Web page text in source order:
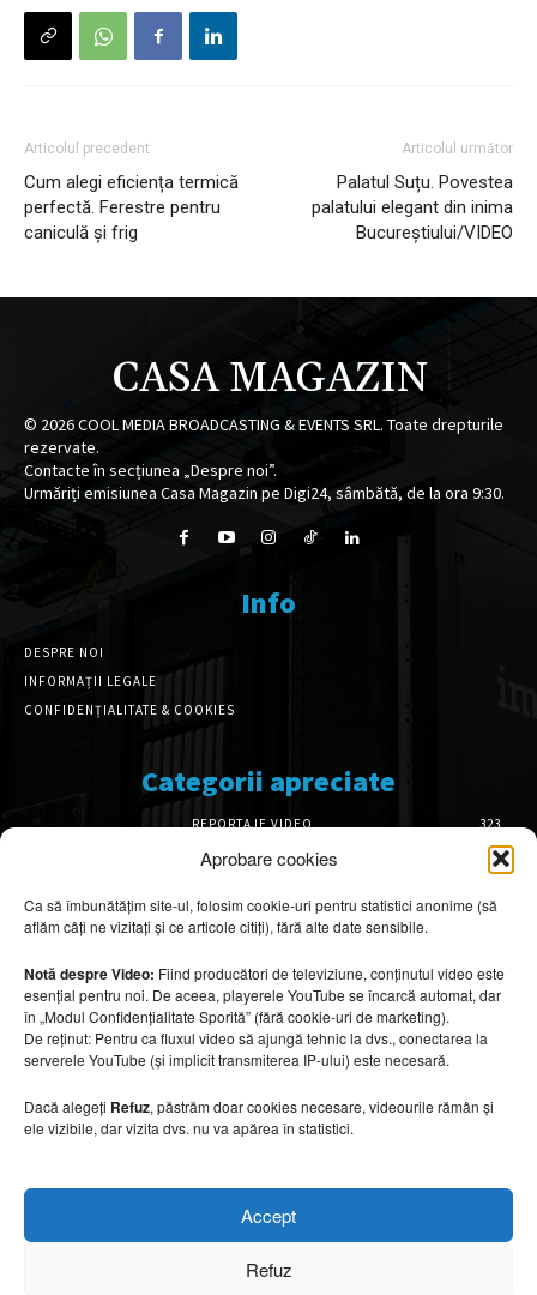
Aprobare cookies
Ca să îmbunătățim site-ul, folosim cookie-uri pentru statistici anonime (să
aflăm câți ne vizitați și ce articole citiți), fără alte date sensibile.
Notă despre Video: Fiind producători de televiziune, conținutul video este
esențial pentru noi. De aceea, playerele YouTube se încarcă automat, dar
în „Modul Confidențialitate Sporită” (fără cookie-uri de marketing).
De reținut: Pentru ca fluxul video să ajungă tehnic la dvs., conectarea la
serverele YouTube (și implicit transmiterea IP-ului) este necesară.
Dacă alegeți Refuz, păstrăm doar cookies necesare, videourile rămân și
ele vizibile, dar vizita dvs. nu va apărea în statistici.
Accept
Refuz
Articolul precedent
Cum alegi eficiența termică
perfectă. Ferestre pentru
caniculă și frig
Articolul următor
Palatul Suțu. Povestea
palatului elegant din inima
Bucureștiului/VIDEO
CASA MAGAZIN
© 2026COOL MEDIA BROADCASTING & EVENTS SRL. Toate drepturile
rezervate.
Contacte în secțiunea „Despre noi”.
Urmăriți emisiunea Casa Magazin pe Digi24, sâmbătă, de la ora 9:30.
Info
DESPRE NOI
INFORMAȚII LEGALE
CONFIDENȚIALITATE & COOKIES
Categorii apreciate
REPORTAJE VIDEO
323
AMENAJĂRI INTERIOARE
126
DESIGN INTERIOR
64
ARHITECTURĂ & DESIGN
OPINII & ANALIZE
43
Articole recomandate
Ouse Valley Viaduct, construcția care
7 august 2026
Idei inspirate din hotelurile boutique pe care
7 august 2026